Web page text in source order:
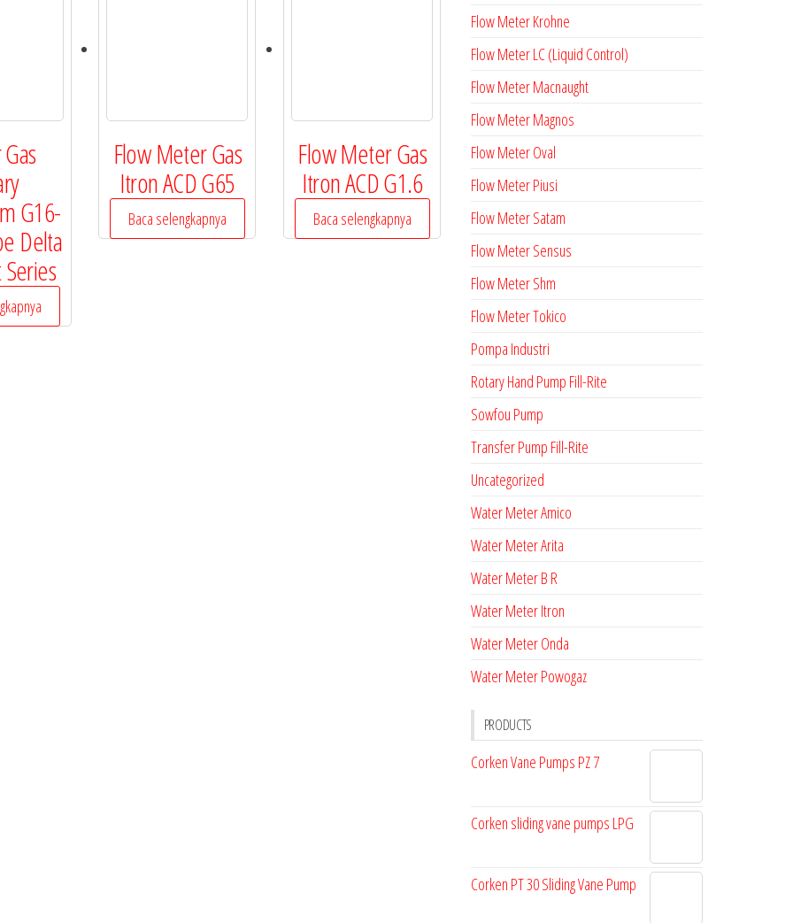
G16-
Delta
Flow Meter Gas
Itron ACD G65
Baca selengkapnya
Flow Meter Gas
Itron ACD G1.6
Baca selengkapnya
Flow Meter Krohne
Flow Meter LC (Liquid Control)
Flow Meter Macnaught
Flow Meter Magnos
Flow Meter Oval
Flow Meter Piusi
Flow Meter Satam
Flow Meter Sensus
Flow Meter Shm
Flow Meter Tokico
Pompa Industri
Rotary Hand Pump Fill-Rite
Sowfou Pump
Transfer Pump Fill-Rite
Uncategorized
Water Meter Amico
Water Meter Arita
Water Meter B R
Water Meter Itron
Water Meter Onda
Water Meter Powogaz
PRODUCTS
Corken Vane Pumps PZ 7
Corken sliding vane pumps LPG
Corken PT 30 Sliding Vane Pump